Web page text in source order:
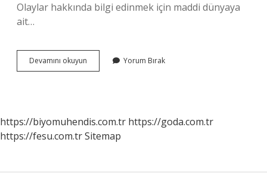
Olaylar hakkında bilgi edinmek için maddi dünyaya
ait…
Devamını okuyun
Delil
Yorum Bırak
https://biyomuhendis.com.tr https://goda.com.tr
https://fesu.com.trSitemap